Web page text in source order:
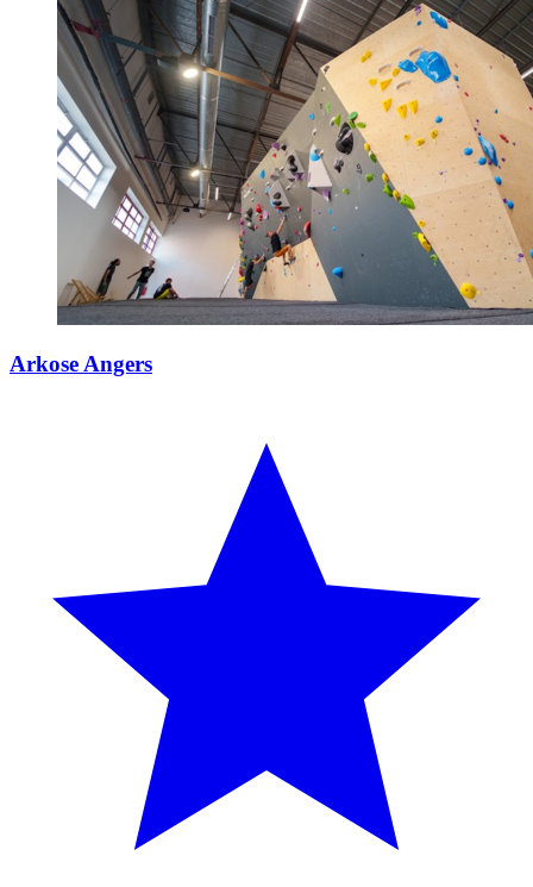
Arkose Angers